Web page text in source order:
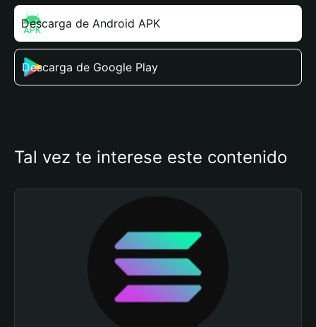
Descarga de Android APK
Descarga de Google Play
Tal vez te interese este contenido